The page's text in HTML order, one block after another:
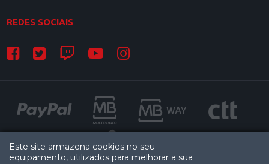
REDES SOCIAIS
Este site armazena cookies no seu
equipamento, utilizados para melhorar a sua